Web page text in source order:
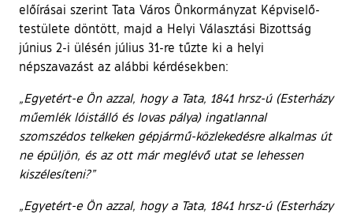
előírásai szerint Tata Város Önkormányzat Képviselő-
testülete döntött, majd a Helyi Választási Bizottság
június 2-i ülésén július 31-re tűzte ki a helyi
népszavazást az alábbi kérdésekben:
„Egyetért-e Ön azzal, hogy a Tata, 1841 hrsz-ú (Esterházy
műemlék lóistálló és lovas pálya) ingatlannal
szomszédos telkeken gépjármű-közlekedésre alkalmas út
ne épüljön, és az ott már meglévő utat se lehessen
kiszélesíteni?”
„Egyetért-e Ön azzal, hogy a Tata, 1841 hrsz-ú (Esterházy